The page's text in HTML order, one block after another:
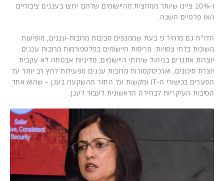
ו-20% ציינו שיותר ממחצית מהיישומים שלהם ירוצו בעננים ציבוריים
ו/או פרטיים השנה.
הדו"ח גם מזהיר כי בעת שממנפים סביבות מרובות-עננים, מופיעות
משוכות בלתי צפויות: פריסות היישומים בפלטפורמות מרובות עננים
יוצרות אתגרים בניהול שירותי היישומים, מדיניות אבטחה לא עקבית
יוצרת סיכונים, וארכיטקטורות מרובות עננים מפעילות לחץ רב יותר על
הפערים בכישורי ה-IT ומקשות על החזר ההשקעה בענן – שהוא אחד
הסיבות העיקריות לבחירה הראשונית לעבור לענן.